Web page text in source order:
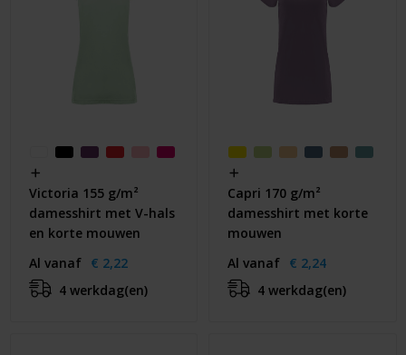
Victoria 155 g/m²
damesshirt met V-hals
en korte mouwen
Al vanaf € 2,22
4 werkdag(en)
Capri 170 g/m²
damesshirt met korte
mouwen
Al vanaf € 2,24
4 werkdag(en)